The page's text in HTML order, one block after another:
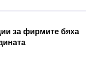
за фирмите бяха